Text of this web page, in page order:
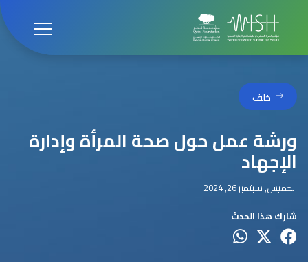
خلف
ورشة عمل حول صحة المرأة وإدارة
الإجهاد
الخميس, سبتمبر 26, 2024
شارك هذا الحدث